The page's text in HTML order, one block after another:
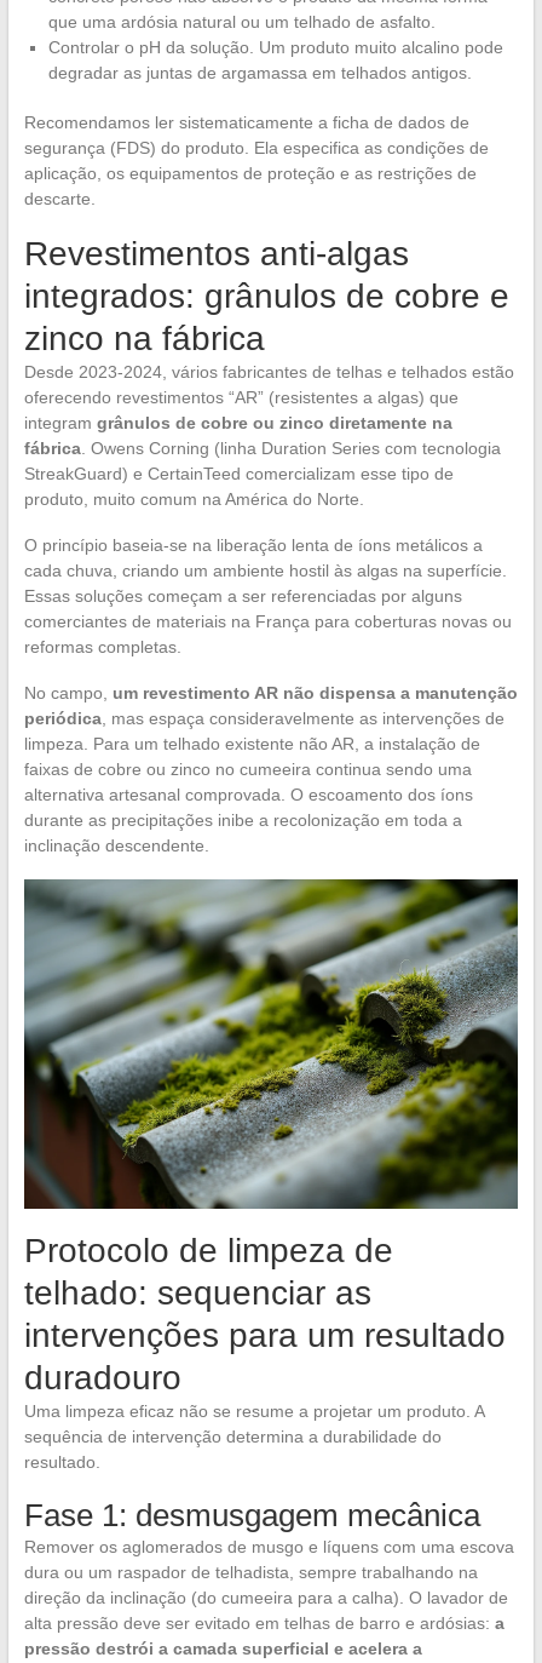
que uma ardósia natural ou um telhado de asfalto.
Controlar o pH da solução. Um produto muito alcalino pode
degradar as juntas de argamassa em telhados antigos.
Recomendamos ler sistematicamente a ficha de dados de
segurança (FDS) do produto. Ela especifica as condições de
aplicação, os equipamentos de proteção e as restrições de
descarte.
Revestimentos anti-algas
integrados: grânulos de cobre e
zinco na fábrica
Desde 2023-2024, vários fabricantes de telhas e telhados estão
oferecendo revestimentos “AR” (resistentes a algas) que
integram grânulos de cobre ou zinco diretamente na
fábrica. Owens Corning (linha Duration Series com tecnologia
StreakGuard) e CertainTeed comercializam esse tipo de
produto, muito comum na América do Norte.
O princípio baseia-se na liberação lenta de íons metálicos a
cada chuva, criando um ambiente hostil às algas na superfície.
Essas soluções começam a ser referenciadas por alguns
comerciantes de materiais na França para coberturas novas ou
reformas completas.
No campo, um revestimento AR não dispensa a manutenção
periódica, mas espaça consideravelmente as intervenções de
limpeza. Para um telhado existente não AR, a instalação de
faixas de cobre ou zinco no cumeeira continua sendo uma
alternativa artesanal comprovada. O escoamento dos íons
durante as precipitações inibe a recolonização em toda a
inclinação descendente.
Protocolo de limpeza de
telhado: sequenciar as
intervenções para um resultado
duradouro
Uma limpeza eficaz não se resume a projetar um produto. A
sequência de intervenção determina a durabilidade do
resultado.
Fase 1: desmusgagem mecânica
Remover os aglomerados de musgo e líquens com uma escova
dura ou um raspador de telhadista, sempre trabalhando na
direção da inclinação (do cumeeira para a calha). O lavador de
alta pressão deve ser evitado em telhas de barro e ardósias: a
pressão destrói a camada superficial e acelera a